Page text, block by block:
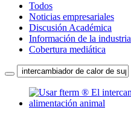
Todos
Noticias empresariales
Discusión Académica
Información de la industria
Cobertura mediática